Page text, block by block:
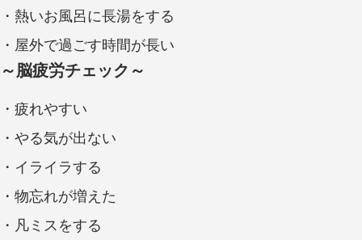
・熱いお風呂に長湯をする
・屋外で過ごす時間が長い
～脳疲労チェック～
・疲れやすい
・やる気が出ない
・イライラする
・物忘れが増えた
・凡ミスをする